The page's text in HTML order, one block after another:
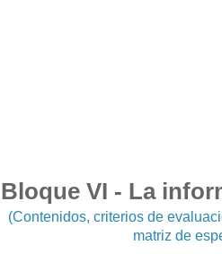
Bloque VI - La
(Contenidos, criterios de
matriz de